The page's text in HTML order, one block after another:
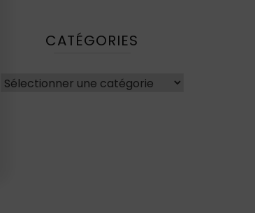
CATÉGORIES
Catégories